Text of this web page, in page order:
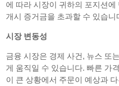
에 따라 시장이 귀하의 포지션에
개시 증거금을 초과할 수 있습니
시장 변동성
금융 시장은 경제 사건, 뉴스 또
게 움직일 수 있습니다. 빠른 가
이 큰 상황에서 주문이 예상과